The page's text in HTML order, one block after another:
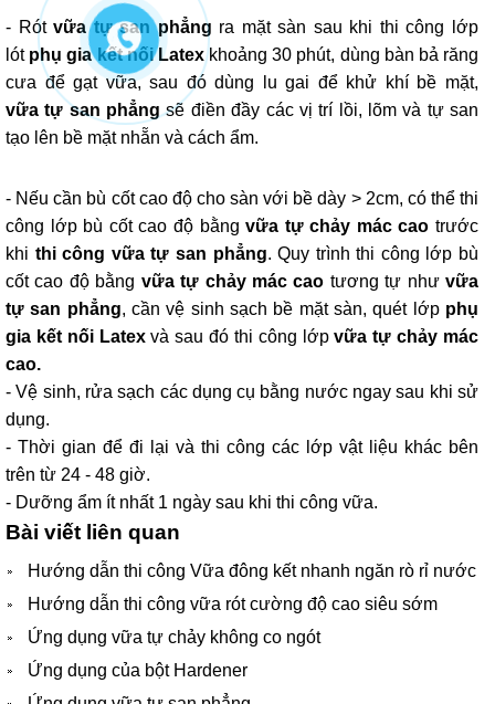
- Rótvữa tự san phẳng ra mặt sàn sau khi thi công lớp
lót phụ gia kết nối Latexkhoảng 30 phút, dùng bàn bả răng
cưa để gạt vữa, sau đó dùng lu gai để khử khí bề mặt,
vữa tự san phẳngsẽ điền đầy các vị trí lồi, lõm và tự san
tạo lên bề mặt nhẵn và cách ẩm.
- Nếu cần bù cốt cao độ cho sàn với bề dày > 2cm, có thể thi
công lớp bù cốt cao độ bằngvữa tự chảy mác cao trước
khi thi công vữa tự san phẳng. Quy trình thi công lớp bù
cốt cao độ bằng vữatự chảy mác cao tương tự nhưvữa
tự san phẳng, cần vệ sinh sạch bề mặt sàn, quét lớp phụ
gia kết nối Latexvà sau đó thi công lớpvữa tự chảy mác
cao.
- Vệ sinh, rửa sạch các dụng cụ bằng nước ngay sau khi sử
dụng.
- Thời gian để đi lại và thi công các lớp vật liệu khác bên
trên từ 24 - 48 giờ.
- Dưỡng ẩm ít nhất 1 ngày sau khi thi công vữa.
Bài viết liên quan
Hướng dẫn thi công Vữa đông kết nhanh ngăn rò rỉ nước
Hướng dẫn thi công vữa rót cường độ cao siêu sớm
Ứng dụng vữa tự chảy không co ngót
Ứng dụng của bột Hardener